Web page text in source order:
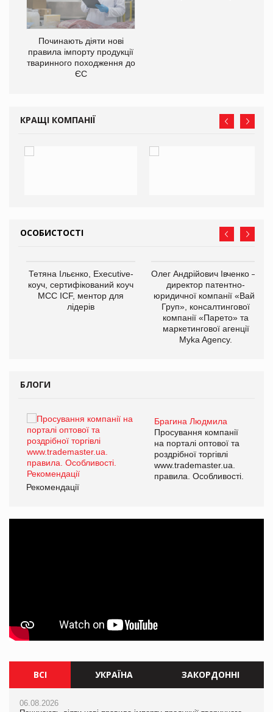
Починають діяти нові
правила імпорту продукції
тваринного походження до
ЄС
КРАЩІ КОМПАНІЇ
ОСОБИСТОСТІ
Тетяна Ільєнко, Executive-
коуч, сертифікований коуч
МСС ICF, ментор для
лідерів
Олег Андрійович Івченко —
директор патентно-
юридичної компанії «Вайз
Груп», консалтингової
компанії «Парето» та
маркетингової агенції
Myka Agency.
БЛОГИ
Брагина Людмила
Просування компанії
на порталі оптової та
роздрібної торгівлі
www.trademaster.ua.
правила. Особливості.
Рекомендації
ВСІ УКРАЇНА ЗАКОРДОННІ
06.08.2026
06.08.2026
06.08.2026